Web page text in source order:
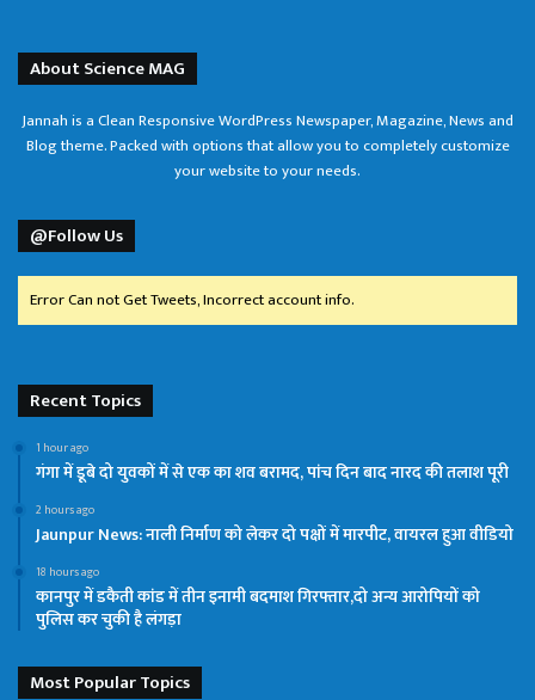
About Science MAG
Jannah is a Clean Responsive WordPress Newspaper, Magazine, News and
Blog theme. Packed with options that allow you to completely customize
your website to your needs.
@Follow Us
Error Can not Get Tweets, Incorrect account info.
Recent Topics
1 hour ago
गंगा में डूबे दो युवकों में से एक का शव बरामद, पांच दिन बाद नारद की तलाश पूरी
2 hours ago
Jaunpur News: नाली निर्माण को लेकर दो पक्षों में मारपीट, वायरल हुआ वीडियो
18 hours ago
कानपुर में डकैती कांड में तीन इनामी बदमाश गिरफ्तार,दो अन्य आरोपियों को
पुलिस कर चुकी है लंगड़ा
Most Popular Topics